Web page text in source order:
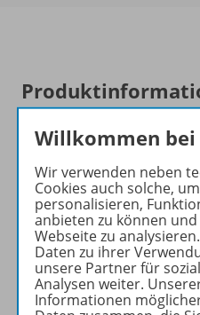
Zugehörige
Inhaltsverzeichnis
Willkommen
Wir verwenden neben
Cookies auch solche,
personalisieren,
anbieten zu können
Webseite zu
Daten zu ihrer
unsere Partner für
Analysen weiter.
Informationen